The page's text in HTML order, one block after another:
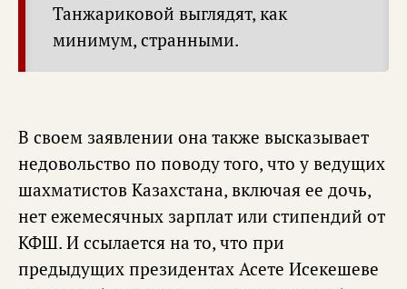
Танжариковой выглядят, как
минимум, странными.
В своем заявлении она также высказывает
недовольство по поводу того, что у ведущих
шахматистов Казахстана, включая ее дочь,
нет ежемесячных зарплат или стипендий от
КФШ. И ссылается на то, что при
предыдущих президентах Асете Исекешеве